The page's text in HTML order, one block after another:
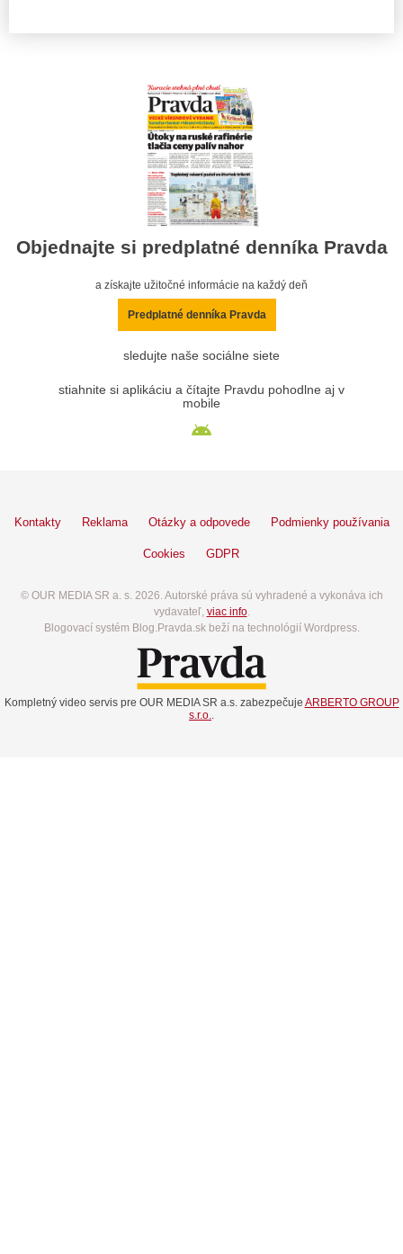
Objednajte si predplatné denníka Pravda
a získajte užitočné informácie na každý deň
Predplatné denníka Pravda
sledujte naše sociálne siete
stiahnite si aplikáciu a čítajte Pravdu pohodlne aj v
mobile
Kontakty Reklama Otázky a odpovede Podmienky používania
Cookies GDPR
© OUR MEDIA SR a. s. 2026. Autorské práva sú vyhradené a vykonáva ich
vydavateľ, viac info.
Blogovací systém Blog.Pravda.sk beží na technológií Wordpress.
Kompletný video servis pre OUR MEDIA SR a.s. zabezpečuje ARBERTO GROUP
s.r.o..